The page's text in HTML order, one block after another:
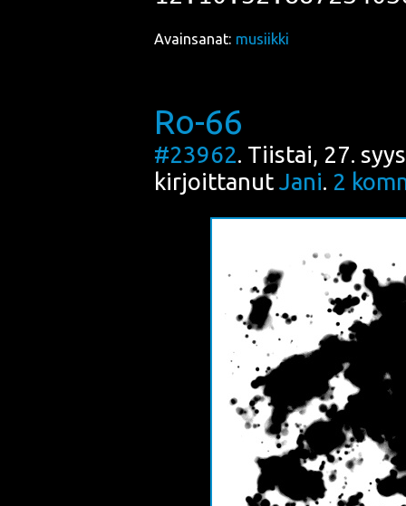
Avainsanat: musiikki
Ro-66
#23962. Tiistai, 27.
kirjoittanut Jani. 2